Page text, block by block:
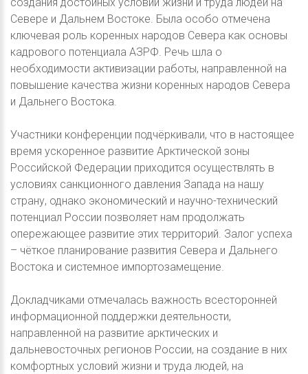
создания достойных условий жизни и труда людей на
Севере и Дальнем Востоке. Была особо отмечена
ключевая роль коренных народов Севера как основы
кадрового потенциала АЗРФ. Речь шла о
необходимости активизации работы, направленной на
повышение качества жизни коренных народов Севера
и Дальнего Востока.
Участники конференции подчёркивали, что в настоящее
время ускоренное развитие Арктической зоны
Российской Федерации приходится осуществлять в
условиях санкционного давления Запада на нашу
страну, однако экономический и научно-технический
потенциал России позволяет нам продолжать
опережающее развитие этих территорий. Залог успеха
– чёткое планирование развития Севера и Дальнего
Востока и системное импортозамещение.
Докладчиками отмечалась важность всесторонней
информационной поддержки деятельности,
направленной на развитие арктических и
дальневосточных регионов России, на создание в них
комфортных условий жизни и труда людей, на